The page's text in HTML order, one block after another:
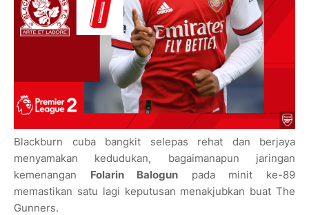
Blackburn cuba bangkit selepas rehat dan berjaya
menyamakan kedudukan, bagaimanapun jaringan
kemenangan Folarin Balogun pada minit ke-89
memastikan satu lagi keputusan menakjubkan buat The
Gunners.